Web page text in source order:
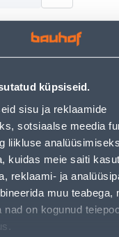
küpsiseid.
sisu ja reklaamide
sotsiaalse meedia
liikluse
kuidas meie saiti
reklaami- ja
muu teabega,
nad on kogunud
вами
временно
той жекатегории
должен
свои
или используя
чтобы найти еще
покупок!
TELLITAV TOODE